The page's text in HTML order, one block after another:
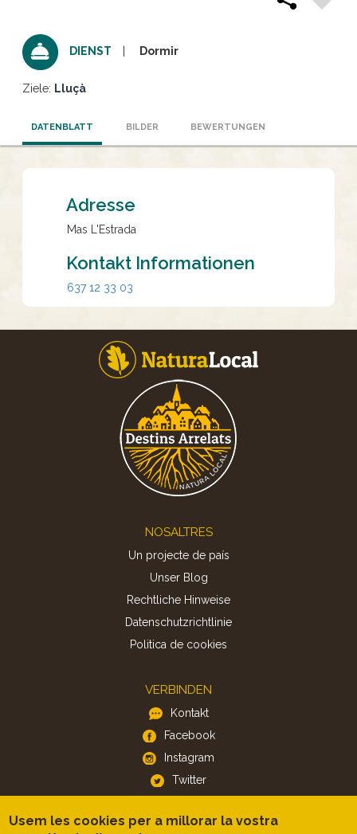
DIENST Dormir
Ziele: Lluçà
DATENBLATT BILDER BEWERTUNGEN
Adresse
Mas L'Estrada
Kontakt Informationen
637 12 33 03
NOSALTRES
Un projecte de país
Unser Blog
Rechtliche Hinweise
Datenschutzrichtlinie
Politica de cookies
VERBINDEN
Kontakt
Facebook
Instagram
Twitter
APP
Usem les cookies per a millorar la vostra